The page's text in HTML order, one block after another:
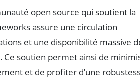
open source qui soutient la
assure une circulation
et une disponibilité massive
Ce soutien permet ainsi de
et de profiter d’une